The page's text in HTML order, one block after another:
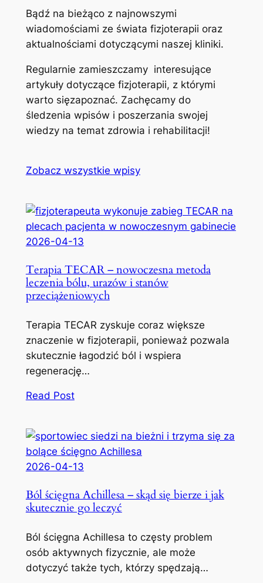
Bądź na bieżąco z najnowszymi
wiadomościami ze świata fizjoterapii oraz
aktualnościami dotyczącymi naszej kliniki.
Regularnie zamieszczamy interesujące
artykuły dotyczące fizjoterapii, z którymi
warto sięzapoznać. Zachęcamy do
śledzenia wpisów i poszerzania swojej
wiedzy na temat zdrowia i rehabilitacji!
Zobacz wszystkie wpisy
2026-04-13
Terapia TECAR – nowoczesna metoda
leczenia bólu, urazów i stanów
przeciążeniowych
Terapia TECAR zyskuje coraz większe
znaczenie w fizjoterapii, ponieważ pozwala
skutecznie łagodzić ból i wspiera
regenerację…
Read Post
2026-04-13
Ból ścięgna Achillesa – skąd się bierze i jak
skutecznie go leczyć
Ból ścięgna Achillesa to częsty problem
osób aktywnych fizycznie, ale może
dotyczyć także tych, którzy spędzają…